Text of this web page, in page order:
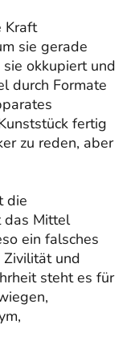
Kraft
sie gerade
okkupiert und
durch Formate
fertig
zu reden, aber
die
das Mittel
ein falsches
und
steht es für